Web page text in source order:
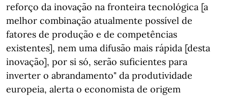
reforço da inovação na fronteira tecnológica [a
melhor combinação atualmente possível de
fatores de produção e de competências
existentes], nem uma difusão mais rápida [desta
inovação], por si só, serão suficientes para
inverter o abrandamento" da produtividade
europeia, alerta o economista de origem